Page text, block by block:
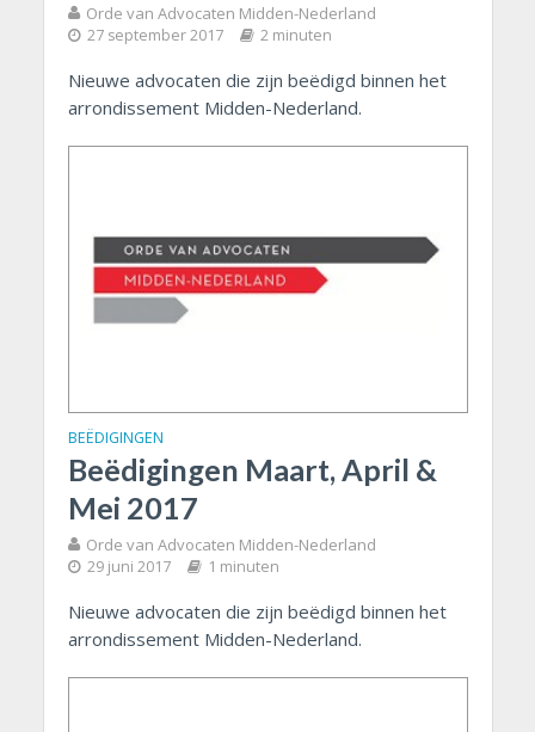
Orde van Advocaten Midden-Nederland
27 september 2017 2 minuten
Nieuwe advocaten die zijn beëdigd binnen het
arrondissement Midden-Nederland.
BEËDIGINGEN
Beëdigingen Maart, April &
Mei 2017
Orde van Advocaten Midden-Nederland
29 juni 2017 1 minuten
Nieuwe advocaten die zijn beëdigd binnen het
arrondissement Midden-Nederland.